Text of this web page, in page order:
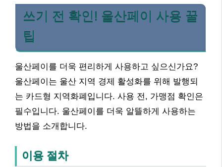
쓰기 전 확인! 울산페이 사용 꿀
팁
울산페이를 더욱 편리하게 사용하고 싶으신가요?
울산페이는 울산 지역 경제 활성화를 위해 발행되
는 카드형 지역화폐입니다. 사용 전, 가맹점 확인은
필수입니다. 울산페이를 더욱 알뜰하게 사용하는
방법을 소개합니다.
이용 절차